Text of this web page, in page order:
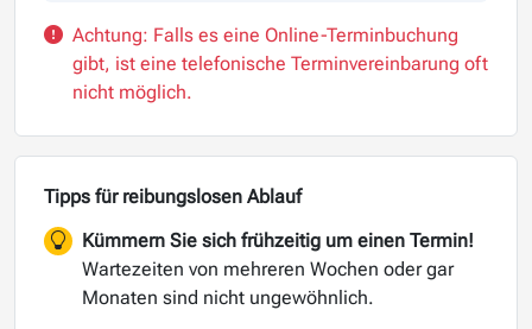
Achtung: Falls es eine Online-Terminbuchung
gibt, ist eine telefonische Terminvereinbarung oft
nicht möglich.
Tipps für reibungslosen Ablauf
Kümmern Sie sich frühzeitig um einen Termin!
Wartezeiten von mehreren Wochen oder gar
Monaten sind nicht ungewöhnlich.